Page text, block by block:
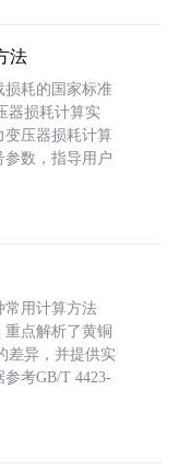
法
损耗的国家标准
器损耗计算实
变压器损耗计算
参数，指导用户
常用计算方法
重点解析了黄铜
差异，并提供实
考GB/T 4423-